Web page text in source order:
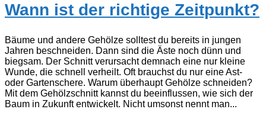
Wann ist der richtige Zeitpunkt?
Bäume und andere Gehölze solltest du bereits in jungen
Jahren beschneiden. Dann sind die Äste noch dünn und
biegsam. Der Schnitt verursacht demnach eine nur kleine
Wunde, die schnell verheilt. Oft brauchst du nur eine Ast-
oder Gartenschere. Warum überhaupt Gehölze schneiden?
Mit dem Gehölzschnitt kannst du beeinflussen, wie sich der
Baum in Zukunft entwickelt. Nicht umsonst nennt man...